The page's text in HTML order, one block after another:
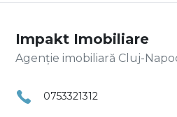
Impakt Imobiliare
Agenție imobiliară Cluj-
0753321312